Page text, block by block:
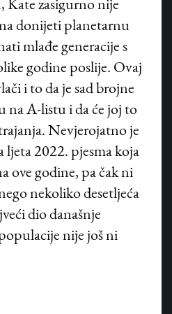
Kate zasigurno nije
donijeti planetarnu
mlađe generacije s
godine poslije. Ovaj
i to da je sad brojne
na A-listu i da će joj to
Nevjerojatno je
ljeta 2022. pjesma koja
ove godine, pa čak ni
nekoliko desetljeća
dio današnje
nije još ni